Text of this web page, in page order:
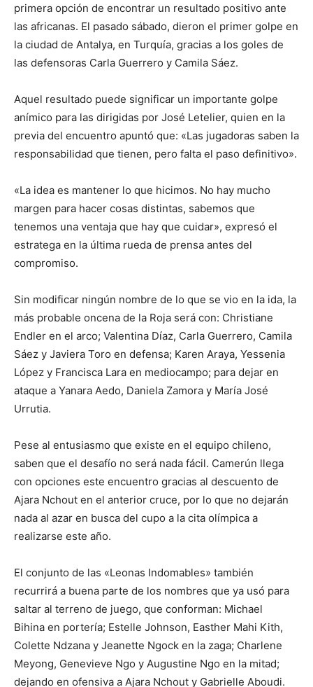
primera opción de encontrar un resultado positivo ante
las africanas. El pasado sábado, dieron el primer golpe en
la ciudad de Antalya, en Turquía, gracias a los goles de
las defensoras Carla Guerrero y Camila Sáez.
Aquel resultado puede significar un importante golpe
anímico para las dirigidas por José Letelier, quien en la
previa del encuentro apuntó que: «Las jugadoras saben la
responsabilidad que tienen, pero falta el paso definitivo».
«La idea es mantener lo que hicimos. No hay mucho
margen para hacer cosas distintas, sabemos que
tenemos una ventaja que hay que cuidar», expresó el
estratega en la última rueda de prensa antes del
compromiso.
Sin modificar ningún nombre de lo que se vio en la ida, la
más probable oncena de la Roja será con: Christiane
Endler en el arco; Valentina Díaz, Carla Guerrero, Camila
Sáez y Javiera Toro en defensa; Karen Araya, Yessenia
López y Francisca Lara en mediocampo; para dejar en
ataque a Yanara Aedo, Daniela Zamora y María José
Urrutia.
Pese al entusiasmo que existe en el equipo chileno,
saben que el desafío no será nada fácil. Camerún llega
con opciones este encuentro gracias al descuento de
Ajara Nchout en el anterior cruce, por lo que no dejarán
nada al azar en busca del cupo a la cita olímpica a
realizarse este año.
El conjunto de las «Leonas Indomables» también
recurrirá a buena parte de los nombres que ya usó para
saltar al terreno de juego, que conforman: Michael
Bihina en portería; Estelle Johnson, Easther Mahi Kith,
Colette Ndzana y Jeanette Ngock en la zaga; Charlene
Meyong, Genevieve Ngo y Augustine Ngo en la mitad;
dejando en ofensiva a Ajara Nchout y Gabrielle Aboudi.